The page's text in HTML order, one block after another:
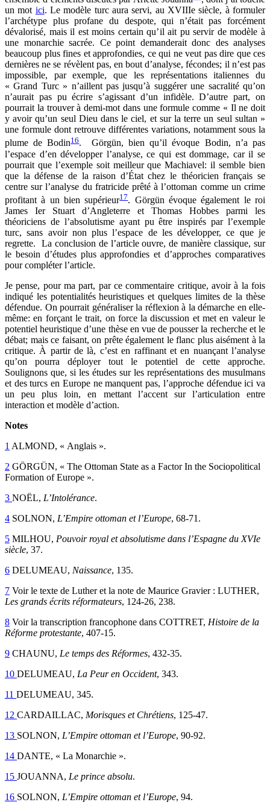
un mot ici. Le modèle turc aura servi, au XVIIIe siècle, à formuler
l’archétype plus profane du despote, qui n’était pas forcément
dévalorisé, mais il est moins certain qu’il ait pu servir de modèle à
une monarchie sacrée. Ce point demanderait donc des analyses
beaucoup plus fines et approfondies, ce qui ne veut pas dire que ces
dernières ne se révèlent pas, en bout d’analyse, fécondes; il n’est pas
impossible, par exemple, que les représentations italiennes du
« Grand Turc » n’aillent pas jusqu’à suggérer une sacralité qu’on
n’aurait pas pu écrire s’agissant d’un infidèle. D’autre part, on
pourrait la trouver à demi-mot dans une formule comme « Il ne doit
y avoir qu’un seul Dieu dans le ciel, et sur la terre un seul sultan »
une formule dont retrouve différentes variations, notamment sous la
plume de Bodin16. Görgün, bien qu’il évoque Bodin, n’a pas
l’espace d’en développer l’analyse, ce qui est dommage, car il se
pourrait que l’exemple soit meilleur que Machiavel: il semble bien
que la défense de la raison d’État chez le théoricien français se
centre sur l’analyse du fratricide prêté à l’ottoman comme un crime
profitant à un bien supérieur17. Görgün évoque également le roi
James Ier Stuart d’Angleterre et Thomas Hobbes parmi les
théoriciens de l’absolutisme ayant pu être inspirés par l’exemple
turc, sans avoir non plus l’espace de les développer, ce que je
regrette. La conclusion de l’article ouvre, de manière classique, sur
le besoin d’études plus approfondies et d’approches comparatives
pour compléter l’article.
Je pense, pour ma part, par ce commentaire critique, avoir à la fois
indiqué les potentialités heuristiques et quelques limites de la thèse
défendue. On pourrait généraliser la réflexion à la démarche en elle-
même: en forçant le trait, on force la discussion et met en valeur le
potentiel heuristique d’une thèse en vue de pousser la recherche et le
débat; mais ce faisant, on prête également le flanc plus aisément à la
critique. À partir de là, c’est en raffinant et en nuançant l’analyse
qu’on pourra déployer tout le potentiel de cette approche.
Soulignons que, si les études sur les représentations des musulmans
et des turcs en Europe ne manquent pas, l’approche défendue ici va
un peu plus loin, en mettant l’accent sur l’articulation entre
interaction et modèle d’action.
Notes
1 ALMOND, « Anglais ».
2 GÖRGÜN, « The Ottoman State as a Factor In the Sociopolitical
Formation of Europe ».
3 NOËL, L’Intolérance.
4 SOLNON, L’Empire ottoman et l’Europe, 68‑71.
5 MILHOU, Pouvoir royal et absolutisme dans l’Espagne du XVIe
siècle, 37.
6 DELUMEAU, Naissance, 135.
7 Voir le texte de Luther et la note de Maurice Gravier : LUTHER,
Les grands écrits réformateurs, 124‑26, 238.
8 Voir la transcription francophone dans COTTRET, Histoire de la
Réforme protestante, 407‑15.
9 CHAUNU, Le temps des Réformes, 432‑35.
10 DELUMEAU, La Peur en Occident, 343.
11 DELUMEAU, 345.
12 CARDAILLAC, Morisques et Chrétiens, 125‑47.
13 SOLNON, L’Empire ottoman et l’Europe, 90‑92.
14 DANTE, « La Monarchie ».
15 JOUANNA, Le prince absolu.
16 SOLNON, L’Empire ottoman et l’Europe, 94.